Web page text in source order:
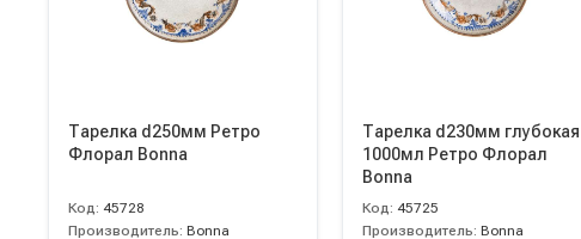
Тарелка d250мм Ретро
Флорал Bonna
Код: 45728
Производитель: Bonna
Тарелка d230мм глубокая
1000мл Ретро Флорал
Bonna
Код: 45725
Производитель: Bonna